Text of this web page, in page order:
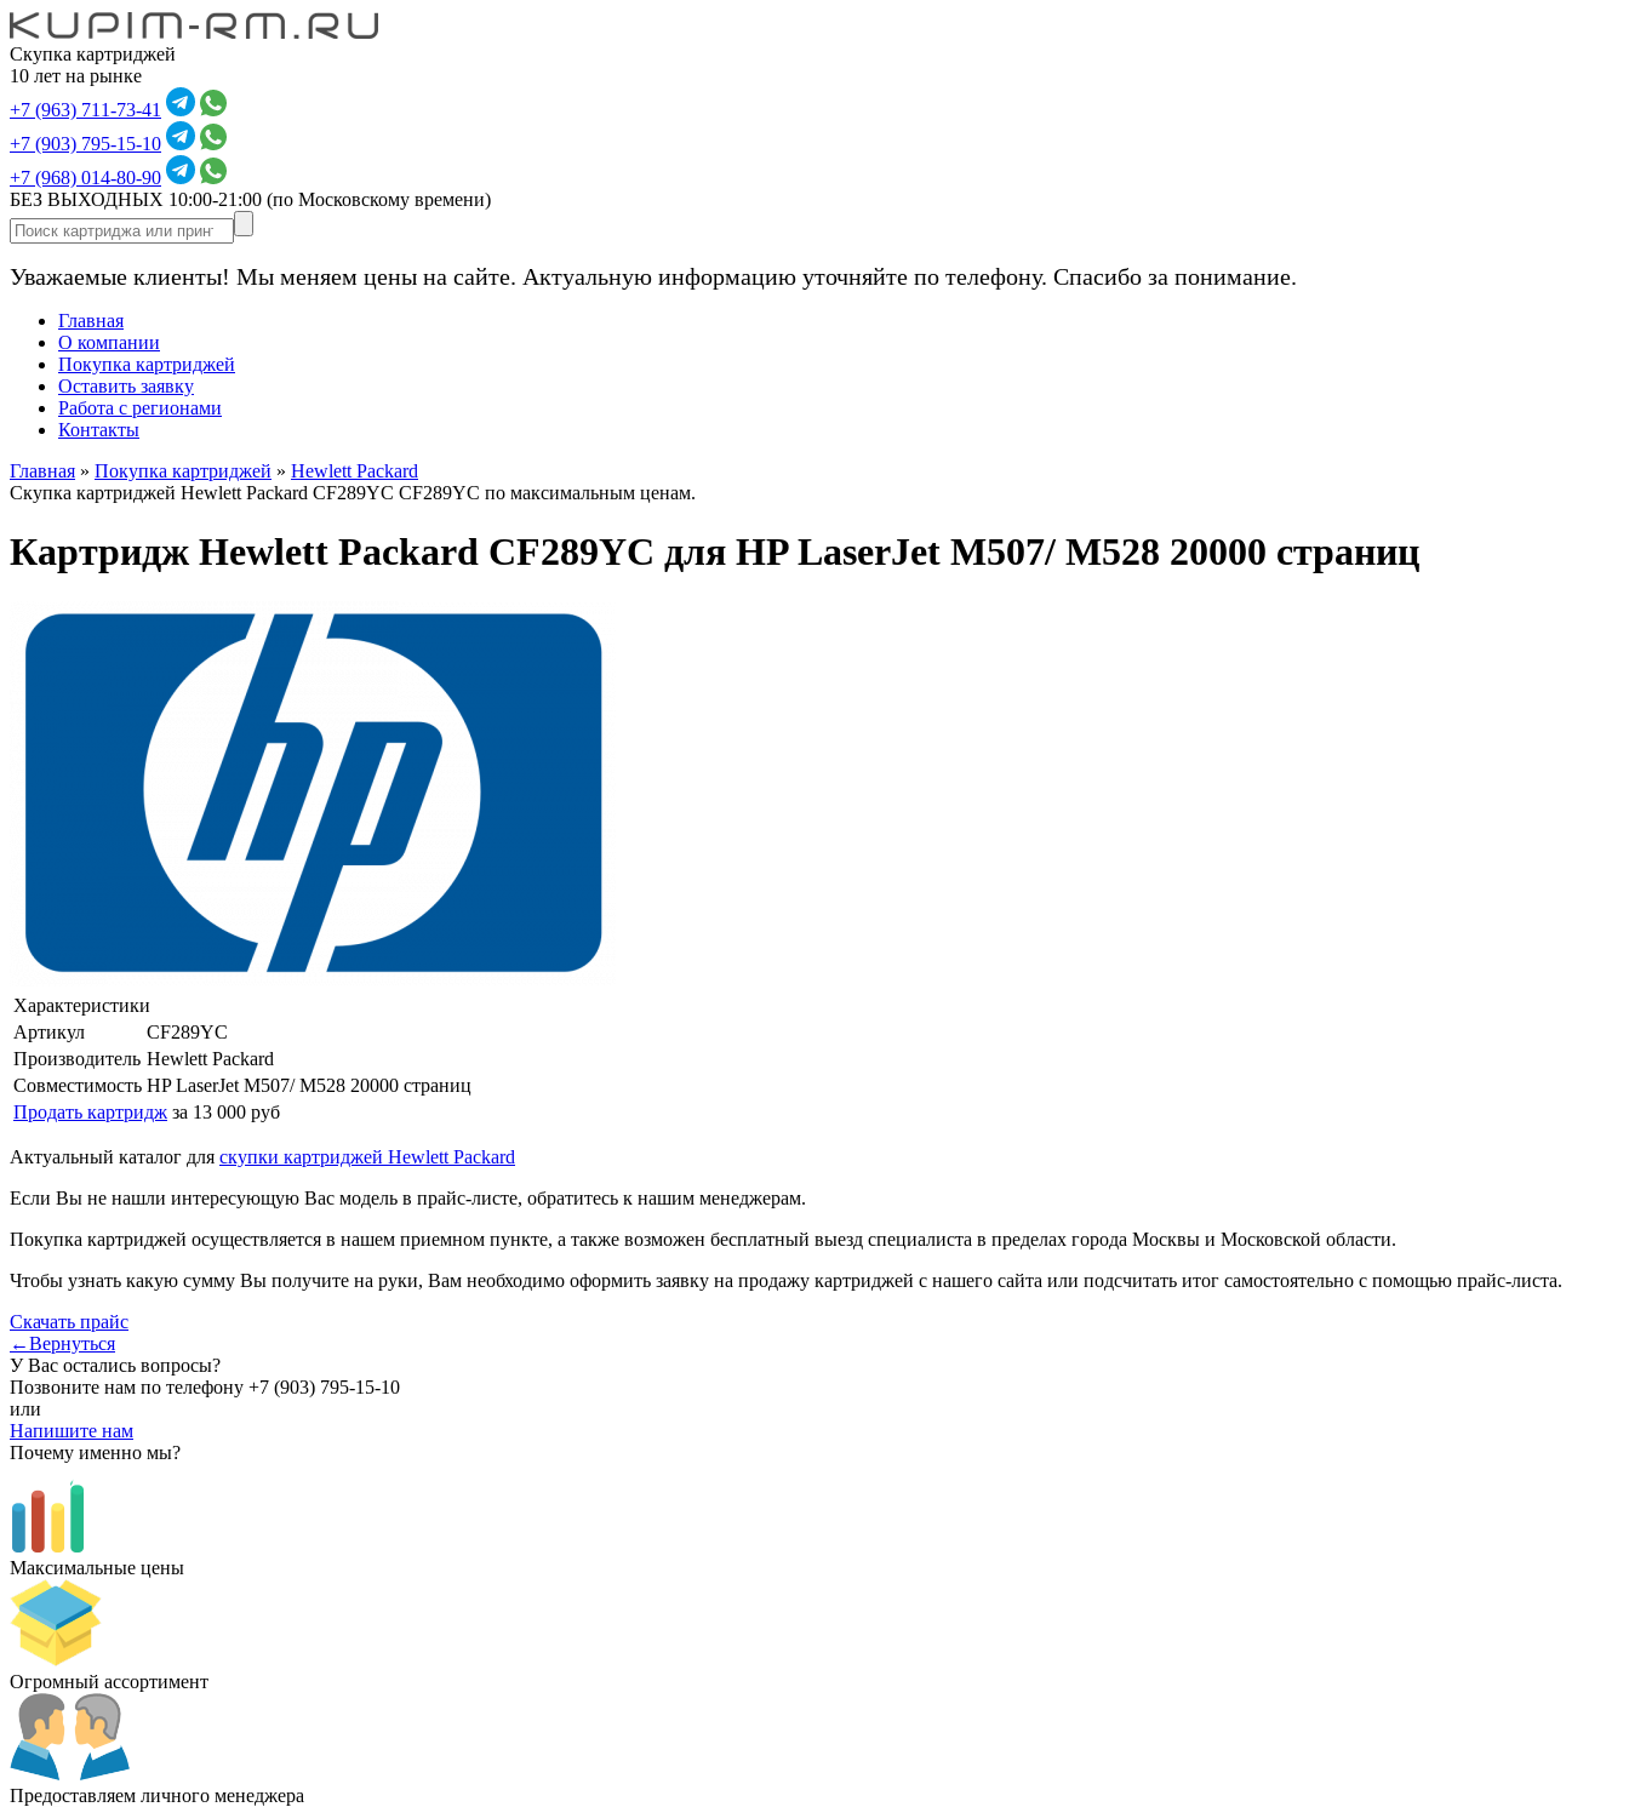
Скупка картриджей
10 лет на рынке
+7 (963) 711-73-41
+7 (903) 795-15-10
+7 (968) 014-80-90
БЕЗ ВЫХОДНЫХ 10:00-21:00 (по Московскому времени)
Уважаемые клиенты! Мы меняем цены на сайте. Актуальную информацию уточняйте по телефону. Спасибо за понимание.
Главная
О компании
Покупка картриджей
Оставить заявку
Работа с регионами
Контакты
Главная » Покупка картриджей » Hewlett Packard
Скупка картриджей Hewlett Packard CF289YC CF289YC по максимальным ценам.
Картридж Hewlett Packard CF289YC для HP LaserJet M507/ M528 20000 страниц
Характеристики
Артикул
CF289YC
Производитель Hewlett Packard
Совместимость HP LaserJet M507/ M528 20000 страниц
Продать картридж за 13 000 руб
Актуальный каталог для скупки картриджей Hewlett Packard
Если Вы не нашли интересующую Вас модель в прайс-листе, обратитесь к нашим менеджерам.
Покупка картриджей осуществляется в нашем приемном пункте, а также возможен бесплатный выезд специалиста в пределах города Москвы и Московской области.
Чтобы узнать какую сумму Вы получите на руки, Вам необходимо оформить заявку на продажу картриджей с нашего сайта или подсчитать итог самостоятельно с помощью прайс-листа.
Скачать прайс
←Вернуться
У Вас остались вопросы?
Позвоните нам по телефону +7 (903) 795-15-10
или
Напишите нам
Почему именно мы?
Максимальные цены
Огромный ассортимент
Предоставляем личного менеджера